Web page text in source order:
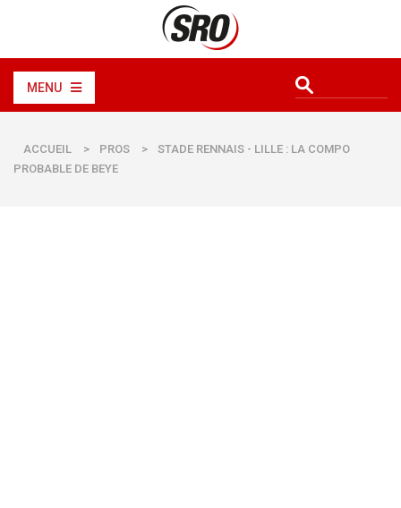
MENU
ACCUEIL > PROS >
STADE RENNAIS - LILLE : LA COMPO
PROBABLE DE BEYE